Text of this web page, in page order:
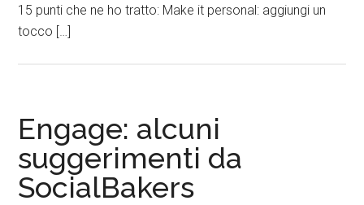
15 punti che ne ho tratto: Make it personal: aggiungi un
tocco […]
Engage: alcuni
suggerimenti da
SocialBakers